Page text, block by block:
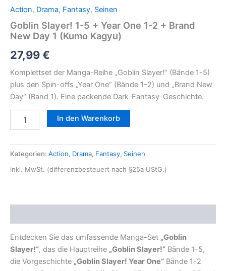
Action, Drama, Fantasy, Seinen
Goblin Slayer! 1-5 + Year One 1-2 + Brand
New Day 1 (Kumo Kagyu)
27,99€
Komplettset der Manga-Reihe „Goblin Slayer!“ (Bände 1-5)
plus den Spin-offs „Year One“ (Bände 1-2) und „Brand New
Day“ (Band 1). Eine packende Dark-Fantasy-Geschichte.
In den Warenkorb
Kategorien: Action, Drama, Fantasy, Seinen
inkl. MwSt. (differenzbesteuert nach §25a UStG.)
Entdecken Sie das umfassende Manga-Set „Goblin
Slayer!“, das die Hauptreihe „Goblin Slayer!“ Bände 1-5,
die Vorgeschichte „Goblin Slayer! Year One“ Bände 1-2